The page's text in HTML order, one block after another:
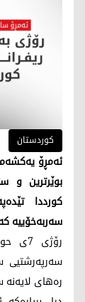
کوردستان
بوێرترین و
کورددا
سەربەخۆییە
سەرپەرشتیی
رەهای لایەنە